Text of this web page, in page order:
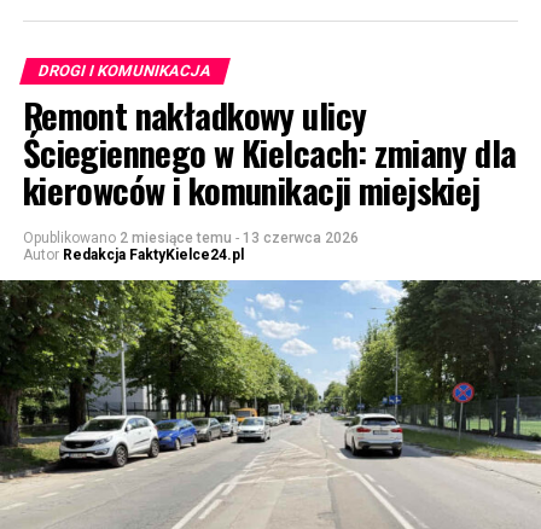
DROGI I KOMUNIKACJA
Remont nakładkowy ulicy
Ściegiennego w Kielcach: zmiany dla
kierowców i komunikacji miejskiej
Opublikowano 2 miesiące temu - 13 czerwca 2026
Autor Redakcja FaktyKielce24.pl